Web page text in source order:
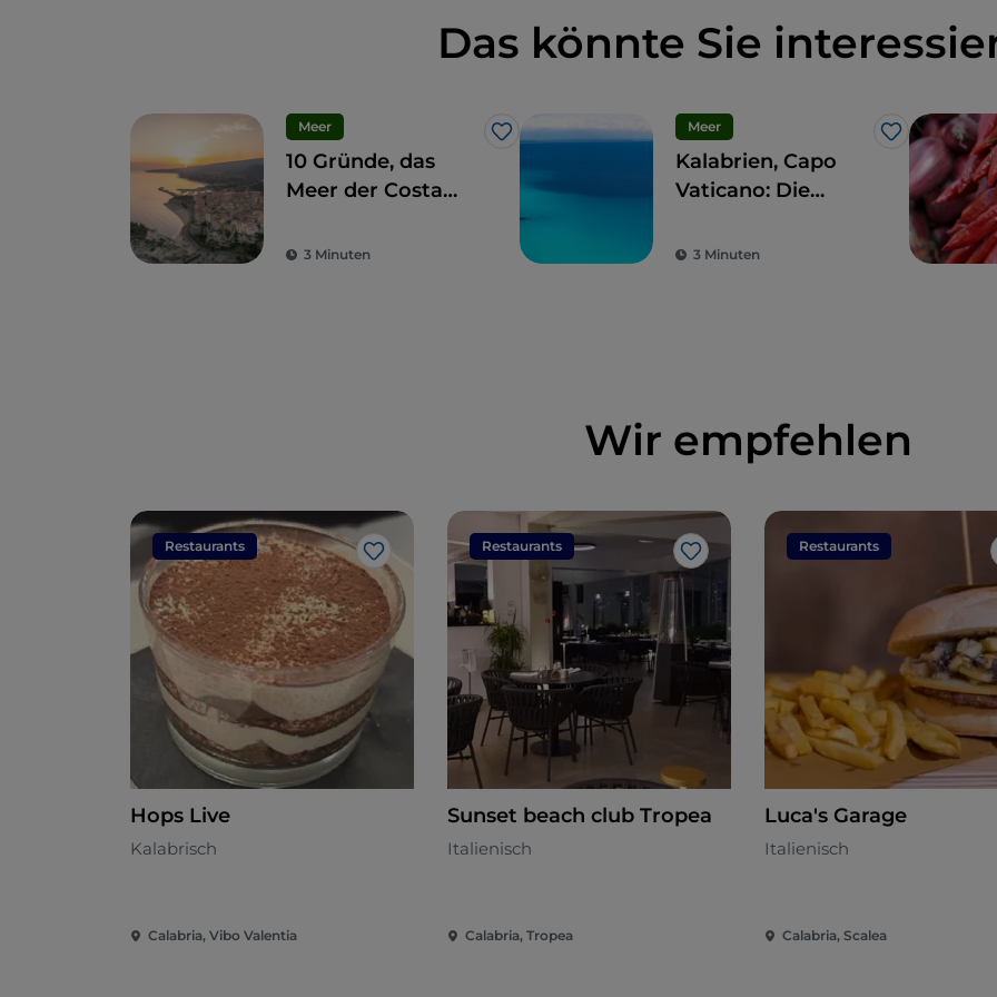
Das könnte Sie
Meer
Like
10 Gründe, das
Meer der Costa
zu besuchen
3 Minuten
Meer
Like
Kalabrien, Capo
Vaticano: Die
wunderschöne
3 Minuten
Wir empfehlen
Restaurants
Like
Hops Live
Kalabrisch
Calabria, Vibo Valentia
Restaurants
Like
Sunset beach club Tropea
Italienisch
Calabria, Tropea
Restaurants
Luca's Garage
Italienisch
Calabria, Scalea